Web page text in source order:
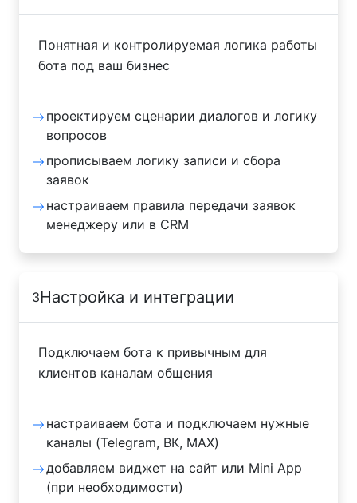
Понятная и контролируемая логика работы
бота под ваш бизнес
проектируем сценарии диалогов и логику
вопросов
прописываем логику записи и сбора
заявок
настраиваем правила передачи заявок
менеджеру или в CRM
3Настройка и интеграции
Подключаем бота к привычным для
клиентов каналам общения
настраиваем бота и подключаем нужные
каналы (Telegram, ВК, MAX)
добавляем виджет на сайт или Mini App
(при необходимости)